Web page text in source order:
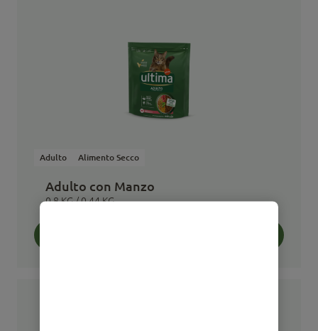
Adulto Alimento Secco
Adulto con Manzo
0,8 KG / 0,44 KG